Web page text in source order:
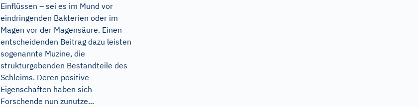
Einflüssen – sei es im Mund vor
eindringenden Bakterien oder im
Magen vor der Magensäure. Einen
entscheidenden Beitrag dazu leisten
sogenannte Muzine, die
strukturgebenden Bestandteile des
Schleims. Deren positive
Eigenschaften haben sich
Forschende nun zunutze...